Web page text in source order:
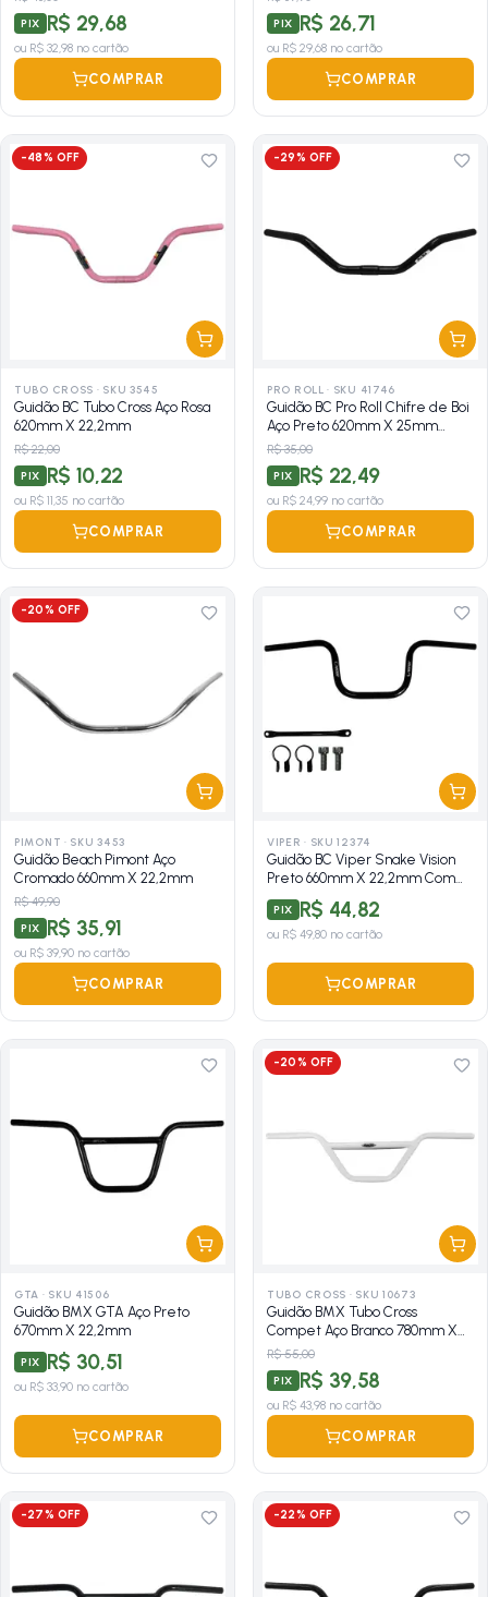
PIX R$ 29,68
ou R$ 32,98 no cartão
COMPRAR
PIX R$ 26,71
ou R$ 29,68 no cartão
COMPRAR
-48% OFF
TUBO CROSS · SKU 3545
Guidão BC Tubo Cross Aço Rosa
620mm X 22,2mm
R$ 22,00
PIX R$ 10,22
ou R$ 11,35 no cartão
COMPRAR
-29% OFF
PRO ROLL · SKU 41746
Guidão BC Pro Roll Chifre de Boi
Aço Preto 620mm X 25mm
Expandido
R$ 35,00
PIX R$ 22,49
ou R$ 24,99 no cartão
COMPRAR
-20% OFF
PIMONT · SKU 3453
Guidão Beach Pimont Aço
Cromado 660mm X 22,2mm
R$ 49,90
PIX R$ 35,91
ou R$ 39,90 no cartão
COMPRAR
VIPER · SKU 12374
Guidão BC Viper Snake Vision
Preto 660mm X 22,2mm Com
Travessa
PIX R$ 44,82
ou R$ 49,80 no cartão
COMPRAR
GTA · SKU 41506
Guidão BMX GTA Aço Preto
670mm X 22,2mm
PIX R$ 30,51
ou R$ 33,90 no cartão
COMPRAR
-20% OFF
TUBO CROSS · SKU 10673
Guidão BMX Tubo Cross
Compet Aço Branco 780mm X
23mm
R$ 55,00
PIX R$ 39,58
ou R$ 43,98 no cartão
COMPRAR
-27% OFF -22% OFF